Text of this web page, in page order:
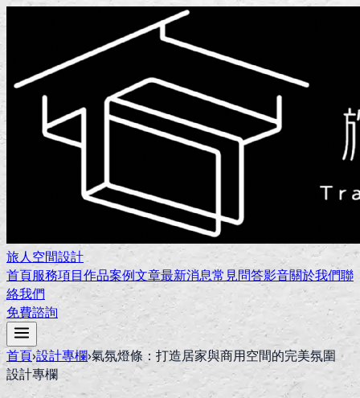
旅人空間設計
首頁服務項目作品案例文章最新消息常見問答影音關於我們聯
絡我們
免費諮詢
首頁›設計專欄›氣氛燈條：打造居家與商用空間的完美氛圍
設計專欄